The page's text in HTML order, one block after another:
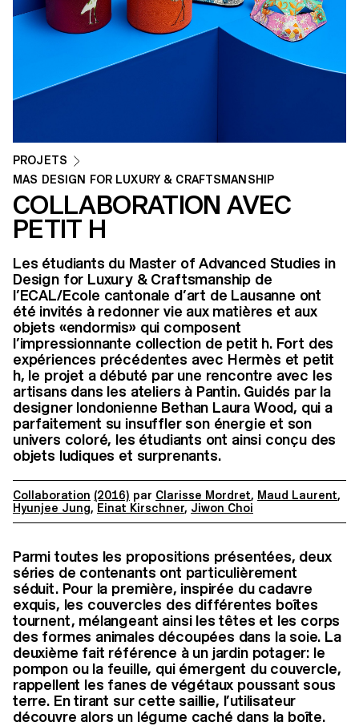
PROJETS
MAS DESIGN FOR LUXURY & CRAFTSMANSHIP
COLLABORATION AVEC
PETIT H
Les étudiants du Master of Advanced Studies in
Design for Luxury & Craftsmanship de
l’ECAL/Ecole cantonale d’art de Lausanne ont
été invités à redonner vie aux matières et aux
objets «endormis» qui composent
l’impressionnante collection de petit h. Fort des
expériences précédentes avec Hermès et petit
h, le projet a débuté par une rencontre avec les
artisans dans les ateliers à Pantin. Guidés par la
designer londonienne Bethan Laura Wood, qui a
parfaitement su insuffler son énergie et son
univers coloré, les étudiants ont ainsi conçu des
objets ludiques et surprenants.
Collaboration (2016) par Clarisse Mordret, Maud Laurent,
Hyunjee Jung, Einat Kirschner, Jiwon Choi
Parmi toutes les propositions présentées, deux
séries de contenants ont particulièrement
séduit. Pour la première, inspirée du cadavre
exquis, les couvercles des différentes boîtes
tournent, mélangeant ainsi les têtes et les corps
des formes animales découpées dans la soie. La
deuxième fait référence à un jardin potager: le
pompon ou la feuille, qui émergent du couvercle,
rappellent les fanes de végétaux poussant sous
terre. En tirant sur cette saillie, l’utilisateur
découvre alors un légume caché dans la boîte.